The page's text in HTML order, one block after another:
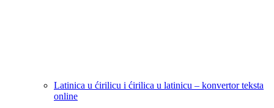
Latinica u ćirilicu i ćirilica u latinicu – konvertor teksta
online